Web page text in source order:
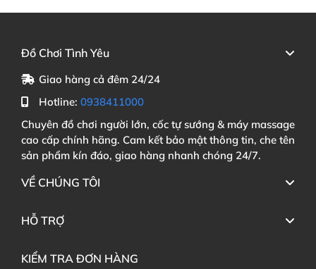
Đồ Chơi Tình Yêu
Giao hàng cả đêm 24/24
Hotline: 0938411000
Chuyên đồ chơi người lớn, cốc tự sướng & máy massage
cao cấp chính hãng. Cam kết bảo mật thông tin, che tên
sản phẩm kín đáo, giao hàng nhanh chóng 24/7.
VỀ CHÚNG TÔI
HỖ TRỢ
KIỂM TRA ĐƠN HÀNG